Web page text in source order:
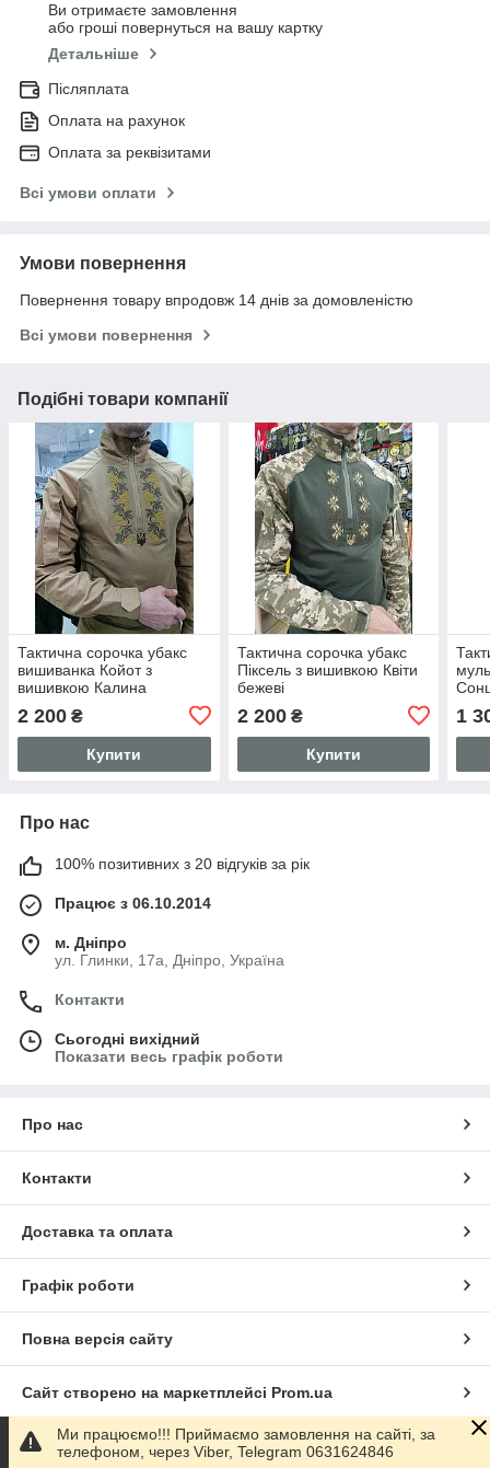
Ви отримаєте замовлення
або гроші повернуться на вашу картку
Детальніше
Післяплата
Оплата на рахунок
Оплата за реквізитами
Всі умови оплати
Умови повернення
Повернення товару впродовж 14 днів за домовленістю
Всі умови повернення
Подібні товари компанії
Тактична сорочка убакс
вишиванка Койот з
вишивкою Калина
2 200 ₴
Купити
Тактична сорочка убакс
Піксель з вишивкою Квіти
бежеві
2 200₴
Купити
1
Про нас
100% позитивних з 20 відгуків за рік
Працює з 06.10.2014
м. Дніпро
ул. Глинки, 17а, Дніпро, Україна
Контакти
Сьогодні вихідний
Показати весь графік роботи
Про нас
Контакти
Доставка та оплата
Графік роботи
Повна версія сайту
Сайт створено на маркетплейсі Prom.ua
Політика конфіденційності
Ми працюємо!!! Приймаємо замовлення на сайті, за
телефоном, через Viber, Telegram 0631624846